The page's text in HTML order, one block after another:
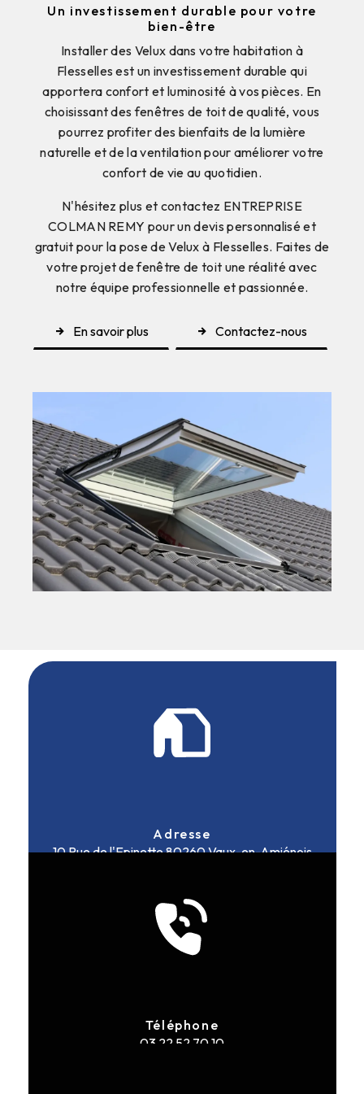
Un investissement durable pour votre
bien-être
Installer des Velux dans votre habitation à
Flesselles est un investissement durable qui
apportera confort et luminosité à vos pièces. En
choisissant des fenêtres de toit de qualité, vous
pourrez profiter des bienfaits de la lumière
naturelle et de la ventilation pour améliorer votre
confort de vie au quotidien.
N'hésitez plus et contactez ENTREPRISE
COLMAN REMY pour un devis personnalisé et
gratuit pour la pose de Velux à Flesselles. Faites de
votre projet de fenêtre de toit une réalité avec
notre équipe professionnelle et passionnée.
En savoir plus Contactez-nous
Adresse
10 Rue de l'Epinette80260 Vaux-en-Amiénois
Téléphone
03 22 52 70 10